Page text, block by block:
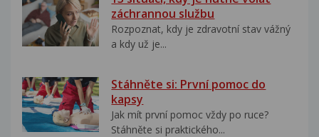
záchrannou službu
Rozpoznat, kdy je zdravotní stav vážný
a kdy už je...
Stáhněte si: První pomoc do
kapsy
Jak mít první pomoc vždy po ruce?
Stáhněte si praktického...